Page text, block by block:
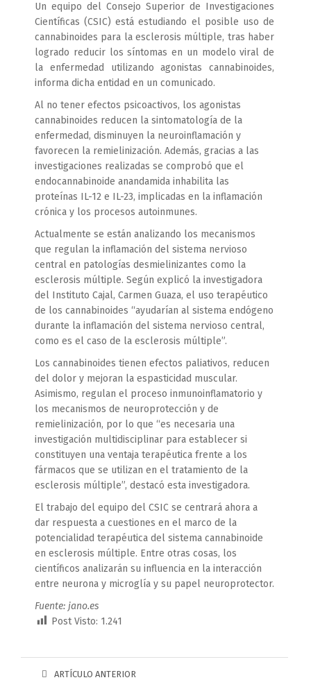
Un equipo del Consejo Superior de Investigaciones
Científicas (CSIC) está estudiando el posible uso de
cannabinoides para la esclerosis múltiple, tras haber
logrado reducir los síntomas en un modelo viral de
la enfermedad utilizando agonistas cannabinoides,
informa dicha entidad en un comunicado.
Al no tener efectos psicoactivos, los agonistas
cannabinoides reducen la sintomatología de la
enfermedad, disminuyen la neuroinflamación y
favorecen la remielinización. Además, gracias a las
investigaciones realizadas se comprobó que el
endocannabinoide anandamida inhabilita las
proteínas IL-12 e IL-23, implicadas en la inflamación
crónica y los procesos autoinmunes.
Actualmente se están analizando los mecanismos
que regulan la inflamación del sistema nervioso
central en patologías desmielinizantes como la
esclerosis múltiple. Según explicó la investigadora
del Instituto Cajal, Carmen Guaza, el uso terapéutico
de los cannabinoides “ayudarían al sistema endógeno
durante la inflamación del sistema nervioso central,
como es el caso de la esclerosis múltiple”.
Los cannabinoides tienen efectos paliativos, reducen
del dolor y mejoran la espasticidad muscular.
Asimismo, regulan el proceso inmunoinflamatorio y
los mecanismos de neuroprotección y de
remielinización, por lo que “es necesaria una
investigación multidisciplinar para establecer si
constituyen una ventaja terapéutica frente a los
fármacos que se utilizan en el tratamiento de la
esclerosis múltiple”, destacó esta investigadora.
El trabajo del equipo del CSIC se centrará ahora a
dar respuesta a cuestiones en el marco de la
potencialidad terapéutica del sistema cannabinoide
en esclerosis múltiple. Entre otras cosas, los
científicos analizarán su influencia en la interacción
entre neurona y microglía y su papel neuroprotector.
Fuente: jano.es
Post Visto: 1.241
ARTÍCULO ANTERIOR